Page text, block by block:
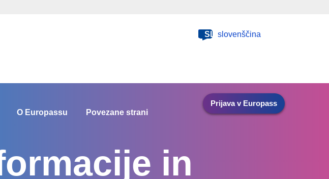
SL slovenščina
O Europassu Povezane strani
Prijava v Europass
in